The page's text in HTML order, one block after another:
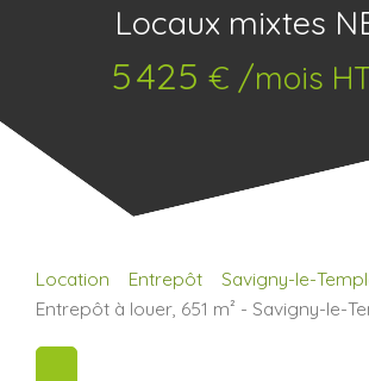
Locaux mixtes
5 425 € /mois
Location Entrepôt
Savigny-le-
Entrepôt à louer, 651 m² - Savigny-le-